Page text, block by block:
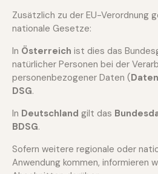
Zusätzlich zu der EU-Verordnung
nationale Gesetze:
In Österreich ist dies das
natürlicher Personen bei der
personenbezogener Daten (
DSG.
In Deutschland gilt das
BDSG.
Sofern weitere regionale oder
Anwendung kommen, informieren